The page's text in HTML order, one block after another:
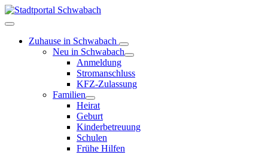
Zuhause in Schwabach
Neu in Schwabach
Anmeldung
Stromanschluss
KFZ-Zulassung
Familien
Heirat
Geburt
Kinderbetreuung
Schulen
Frühe Hilfen